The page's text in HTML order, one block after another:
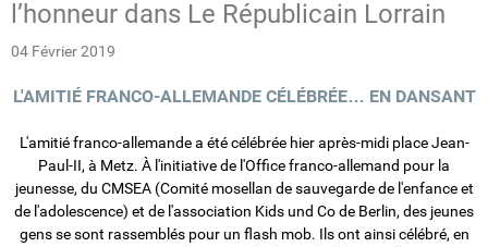
l’honneur dans Le Républicain Lorrain
04 Février 2019
L'AMITIÉ FRANCO-ALLEMANDE CÉLÉBRÉE… EN DANSANT
L'amitié franco-allemande a été célébrée hier après-midi place Jean-
Paul-II, à Metz. À l'initiative de l'Office franco-allemand pour la
jeunesse, du CMSEA (Comité mosellan de sauvegarde de l'enfance et
de l'adolescence) et de l'association Kids und Co de Berlin, des jeunes
gens se sont rassemblés pour un flash mob. Ils ont ainsi célébré, en